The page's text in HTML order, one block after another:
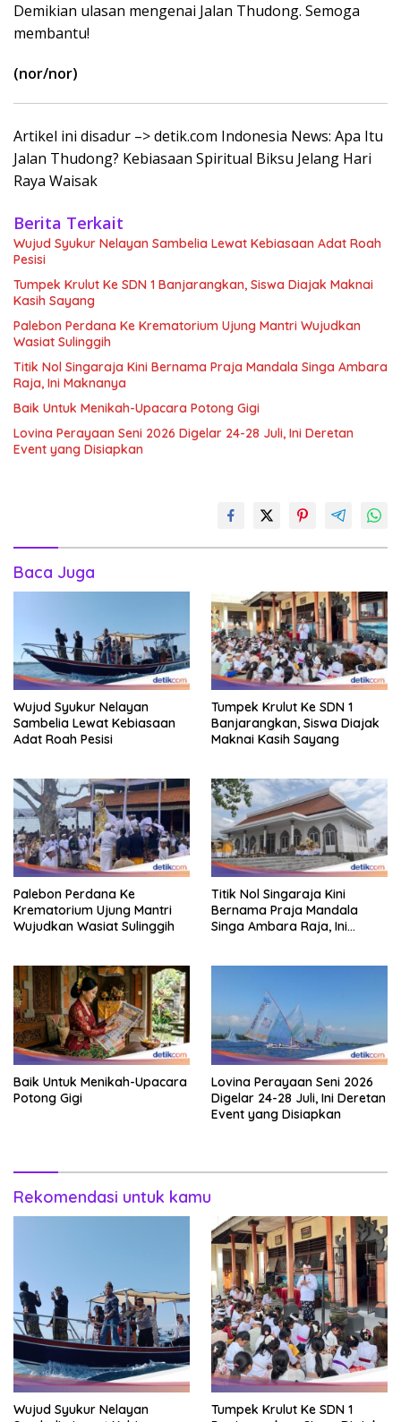
Demikian ulasan mengenai Jalan Thudong. Semoga
membantu!
(nor/nor)
Artikel ini disadur –> detik.com Indonesia News: Apa Itu
Jalan Thudong? Kebiasaan Spiritual Biksu Jelang Hari
Raya Waisak
Berita Terkait
Wujud Syukur Nelayan Sambelia Lewat Kebiasaan Adat Roah
Pesisi
Tumpek Krulut Ke SDN 1 Banjarangkan, Siswa Diajak Maknai
Kasih Sayang
Palebon Perdana Ke Krematorium Ujung Mantri Wujudkan
Wasiat Sulinggih
Titik Nol Singaraja Kini Bernama Praja Mandala Singa Ambara
Raja, Ini Maknanya
Baik Untuk Menikah-Upacara Potong Gigi
Lovina Perayaan Seni 2026 Digelar 24-28 Juli, Ini Deretan
Event yang Disiapkan
Baca Juga
Wujud Syukur Nelayan
Sambelia Lewat Kebiasaan
Adat Roah Pesisi
Tumpek Krulut Ke SDN 1
Banjarangkan, Siswa Diajak
Maknai Kasih Sayang
Palebon Perdana Ke
Krematorium Ujung Mantri
Wujudkan Wasiat Sulinggih
Titik Nol Singaraja Kini
Bernama Praja Mandala
Singa Ambara Raja, Ini
Baik Untuk Menikah-Upacara
Potong Gigi
Lovina Perayaan Seni 2026
Digelar 24-28 Juli, Ini Deretan
Event yang Disiapkan
Rekomendasi untuk kamu
Wujud Syukur Nelayan
Tumpek Krulut Ke SDN 1